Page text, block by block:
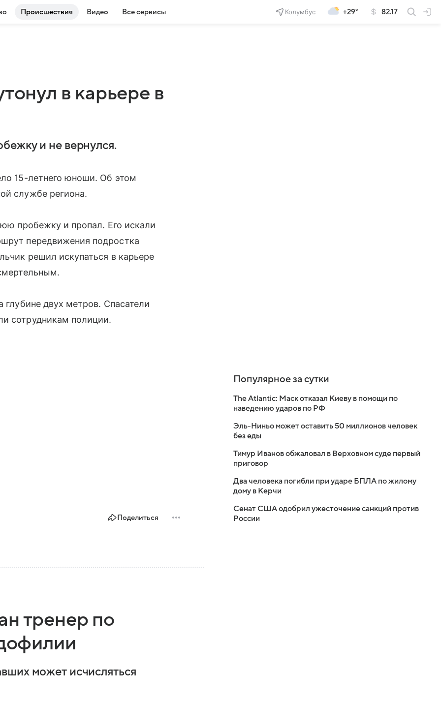
Происшествия Видео Все сервисы Колумбус +29° 82.17
в карьере в
и не вернулся.
15-летнего юноши. Об этом
службе региона.
пробежку и пропал. Его искали
передвижения подростка
решил искупаться в карьере
глубине двух метров. Спасатели
сотрудникам полиции.
Поделиться
тренер по
может исчисляться
Популярное за сутки
The Atlantic: Маск отказал Киеву в помощи по
наведению ударов по РФ
Эль-Ниньо может оставить 50 миллионов человек
без еды
Тимур Иванов обжаловал в Верховном суде первый
приговор
Два человека погибли при ударе БПЛА по жилому
дому в Керчи
Сенат США одобрил ужесточение санкций против
России